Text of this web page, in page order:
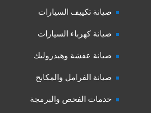
صيانة تكييف السيارات
صيانة كهرباء السيارات
صيانة عفشة وهيدروليك
صيانة الفرامل والمكابح
خدمات الفحص والبرمجة